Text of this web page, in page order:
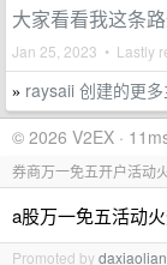
大家看看我这条
Jan 25, 2023 • Lastly
» raysaii 创建的更
© 2026 V2EX ·
券商万一免五开户活动
a股万一免五活动
Promoted bydaxiaolian